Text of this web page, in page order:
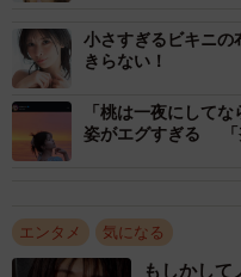
小さすぎるビキニ
きらない！
「桃は一夜にして
姿がエグすぎる 「
エンタメ 気になる
もしかし